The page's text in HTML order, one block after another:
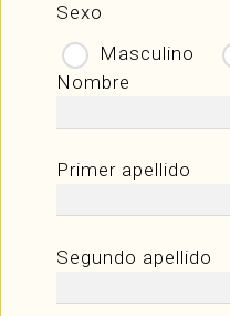
Sexo
Masculino
Nombre
Primer apellido
Segundo apellido